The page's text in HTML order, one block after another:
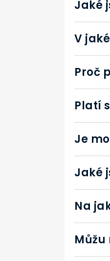
Jaké
V
Proč
Platí
Je
Jaké
Na